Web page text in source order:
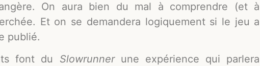
On aura bien du mal à comprendre (et à
Et on se demandera logiquement si le jeu a
publié.
font du Slowrunner une expérience qui parlera